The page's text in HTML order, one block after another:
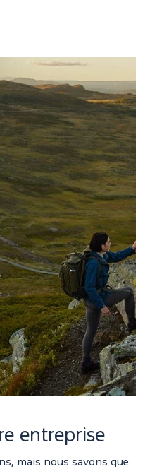
entreprise
mais nous savons que